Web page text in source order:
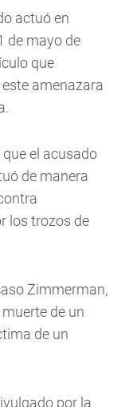
actuó en
de mayo de
que
amenazara
el acusado
de manera
los trozos de
Zimmerman,
de un
de un
por la